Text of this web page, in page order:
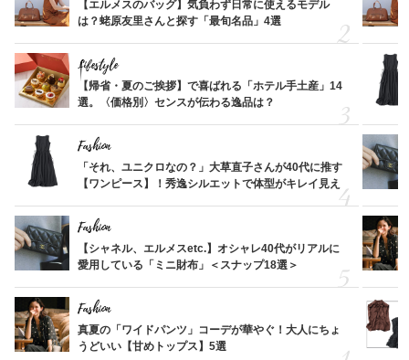
【エルメスのバッグ】気負わず日常に使えるモデル
は？蛯原友里さんと探す「最旬名品」4選
Lifestyle
【帰省・夏のご挨拶】で喜ばれる「ホテル手土産」14
選。〈価格別〉センスが伝わる逸品は？
Fashion
「それ、ユニクロなの？」大草直子さんが40代に推す
【ワンピース】！秀逸シルエットで体型がキレイ見え
Fashion
【シャネル、エルメスetc.】オシャレ40代がリアルに
愛用している「ミニ財布」＜スナップ18選＞
Fashion
真夏の「ワイドパンツ」コーデが華やぐ！大人にちょ
うどいい【甘めトップス】5選